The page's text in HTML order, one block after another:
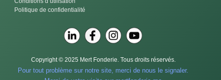
Politique de confidentialité
Copyright © 2025 Mert Fonderie. Tous droits réservés.
Pour tout problème sur notre site, merci de nous le signaler.